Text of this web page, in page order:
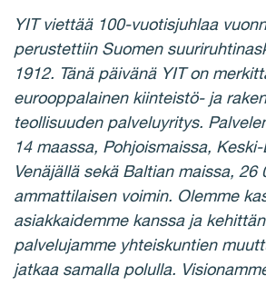
YIT viettää 100-vuotisjuhlaa
perustettiin Suomen
1912. Tänä päivänä YIT on
eurooppalainen kiinteistö- ja
teollisuuden palveluyritys.
14 maassa, Pohjoismaissa,
Venäjällä sekä Baltian maissa, 26
ammattilaisen voimin. Olemme
asiakkaidemme kanssa ja
palvelujamme yhteiskuntien
jatkaa samalla polulla.